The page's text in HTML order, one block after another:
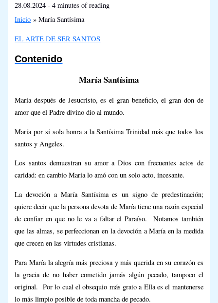
28.08.2024-4 minutes of reading
Inicio
María Santísima
EL ARTE DE SER SANTOS
Contenido
María Santísima
María después de Jesucristo, es el gran beneficio, el gran don de
amor que el Padre divino dio al mundo.
María por sí sola honra a la Santísima Trinidad más que todos los
santos y Angeles.
Los santos demuestran su amor a Dios con frecuentes actos de
caridad: en cambio María lo amó con un solo acto, incesante.
La devoción a María Santísima es un signo de predestinación;
quiere decir que la persona devota de María tiene una razón especial
de confiar en que no le va a faltar el Paraíso. Notamos también
que las almas, se perfeccionan en la devoción a María en la medida
que crecen en las virtudes cristianas.
Para María la alegría más preciosa y más querida en su corazón es
la gracia de no haber cometido jamás algún pecado, tampoco el
original. Por lo cual el obsequio más grato a Ella es el mantenerse
lo más limpio posible de toda mancha de pecado.